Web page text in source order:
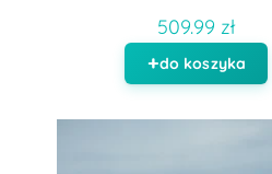
509.99 zł
do koszyka